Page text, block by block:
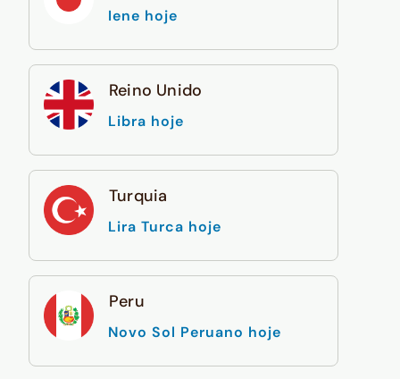
Iene hoje
Reino Unido
Libra hoje
Turquia
Lira Turca hoje
Peru
Novo Sol Peruano hoje